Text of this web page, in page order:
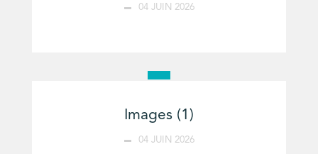
04 JUIN 2026
Images (1)
04 JUIN 2026